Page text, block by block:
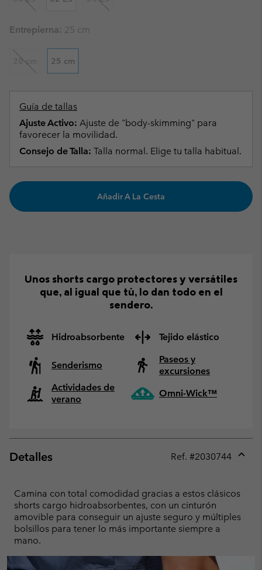
Entrepierna: 25 cm
20 cm 25 cm
Guía de tallas
Ajuste Activo: Ajuste de "body-skimming" para
favorecer la movilidad.
Consejo de Talla: Talla normal. Elige tu talla habitual.
Añadir A La Cesta
Unos shorts cargo protectores y versátiles
que, al igual que tú, lo dan todo en el
sendero.
Hidroabsorbente Tejido elástico
Senderismo
Paseos y
excursiones
Actividades de
verano
Omni-Wick™
Detalles Ref. #2030744
Camina con total comodidad gracias a estos clásicos
shorts cargo hidroabsorbentes, con un cinturón
amovible para conseguir un ajuste seguro y múltiples
bolsillos para tener lo más importante siempre a
mano.